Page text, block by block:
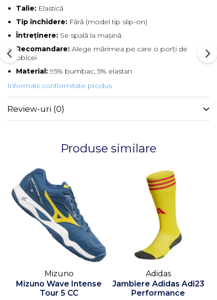
Talie: Elastică
Tip închidere: Fără (model tip slip-on)
Întreținere: Se spală la mașină
Recomandare: Alege mărimea pe care o porți de
obicei
Material: 95% bumbac, 5% elastan
Informatii conformitate produs
Review-uri (0)
Produse similare
Mizuno
Mizuno Wave Intense
Tour 5 CC
Adidas
Jambiere Adidas Adi23
Performance